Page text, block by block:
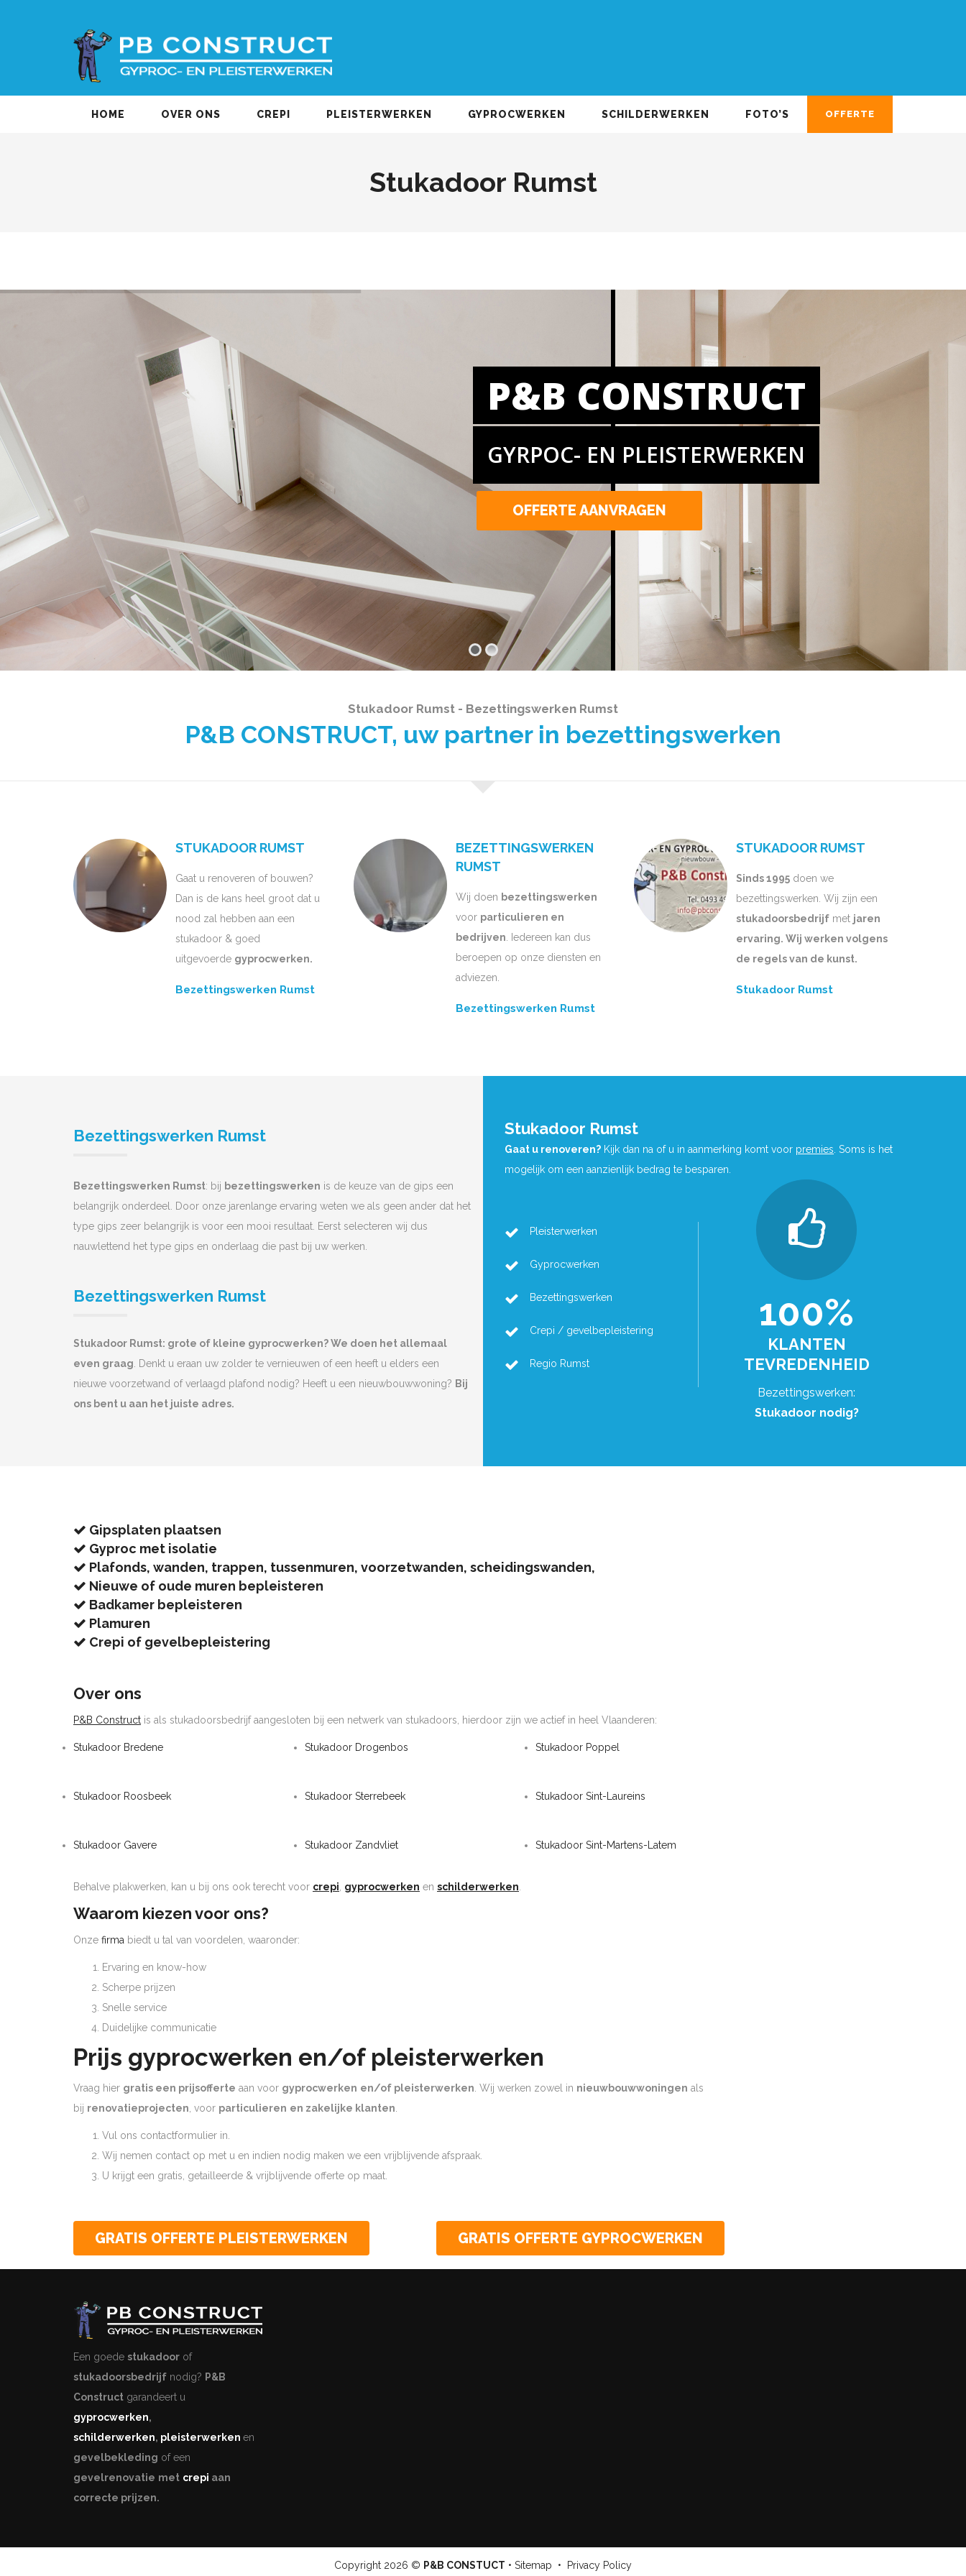
HOME OVER ONS CREPI PLEISTERWERKEN GYPROCWERKEN SCHILDERWERKEN FOTO’S OFFERTE
Stukadoor Rumst
P&B CONSTRUCT
GYRPOC- EN PLEISTERWERKEN
OFFERTE AANVRAGEN
Stukadoor Rumst - Bezettingswerken Rumst
P&B CONSTRUCT, uw partner in bezettingswerken
STUKADOOR RUMST
Gaat u renoveren of bouwen?
Dan is de kans heel groot dat u
nood zal hebben aan een
stukadoor & goed
uitgevoerde gyprocwerken.
Bezettingswerken Rumst
BEZETTINGSWERKEN
RUMST
Wij doen bezettingswerken
voor particulieren en
bedrijven . Iedereen kan dus
beroepen op onze diensten en
adviezen.
Bezettingswerken Rumst
STUKADOOR RUMST
Sinds 1995 doen we
bezettingswerken. Wij zijn een
stukadoorsbedrijf met jaren
ervaring. Wij werken volgens
de regels van de kunst.
Stukadoor Rumst
Bezettingswerken Rumst
Bezettingswerken Rumst: bij bezettingswerken is de keuze van de gips een
belangrijk onderdeel. Door onze jarenlange ervaring weten we als geen ander dat het
type gips zeer belangrijk is voor een mooi resultaat. Eerst selecteren wij dus
nauwlettend het type gips en onderlaag die past bij uw werken.
Bezettingswerken Rumst
Stukadoor Rumst: grote of kleine gyprocwerken? We doen het allemaal
even graag . Denkt u eraan uw zolder te vernieuwen of een heeft u elders een
nieuwe voorzetwand of verlaagd plafond nodig? Heeft u een nieuwbouwwoning? Bij
ons bent u aan het juiste adres.
Stukadoor Rumst
Gaat u renoveren? Kijk dan na of u in aanmerking komt voor premies . Soms is het
mogelijk om een aanzienlijk bedrag te besparen.
Pleisterwerken
Gyprocwerken
Bezettingswerken
Crepi / gevelbepleistering
Regio Rumst
100%
KLANTEN
TEVREDENHEID
Bezettingswerken:
Stukadoor nodig?
Gipsplaten plaatsen
Gyproc met isolatie
Plafonds, wanden, trappen, tussenmuren, voorzetwanden, scheidingswanden,
Nieuwe of oude muren bepleisteren
Badkamer bepleisteren
Plamuren
Crepi of gevelbepleistering
Over ons
P&B Construct is als stukadoorsbedrijf aangesloten bij een netwerk van stukadoors, hierdoor zijn we actief in heel Vlaanderen:
Stukadoor Bredene Stukadoor Drogenbos Stukadoor Poppel
Stukadoor Roosbeek Stukadoor Sterrebeek Stukadoor Sint-Laureins
Stukadoor Gavere Stukadoor Zandvliet Stukadoor Sint-Martens-Latem
Behalve plakwerken, kan u bij ons ook terecht voor crepi gyprocwerken en schilderwerken
Waarom kiezen voor ons?
Onze firma biedt u tal van voordelen, waaronder:
Ervaring en know-how
Scherpe prijzen
Snelle service
Duidelijke communicatie
Prijs gyprocwerken en/of pleisterwerken
Vraag hier gratis een prijsofferte aan voor gyprocwerken en/of pleisterwerken . Wij werken zowel in nieuwbouwwoningen als
bij renovatieprojecten , voor particulieren en zakelijke klanten
Vul ons contactformulier in.
Wij nemen contact op met u en indien nodig maken we een vrijblijvende afspraak.
U krijgt een gratis, getailleerde & vrijblijvende offerte op maat.
GRATIS OFFERTE PLEISTERWERKEN GRATIS OFFERTE GYPROCWERKEN
Een goede stukadoor of
stukadoorsbedrijf nodig? P&B
Construct garandeert u
gyprocwerken,
schilderwerken, pleisterwerken en
gevelbekleding of een
gevelrenovatie met crepi aan
correcte prijzen.
Copyright 2026 © P&B CONSTUCT • Sitemap • Privacy Policy